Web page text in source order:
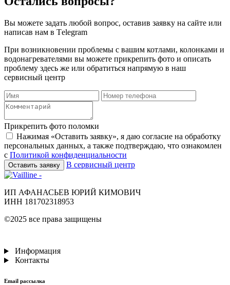
Вы можете задать любой вопрос, оставив заявку на сайте или
написав нам в Тelegram
При возникновении проблемы с вашим котлами, колонками и
водонагревателями вы можете прикрепить фото и описать
проблему здесь же или обратиться напрямую в наш
сервисный центр
Прикрепить фото поломки
Нажимая «Оставить заявку», я даю согласие на обработку
персональных данных, а также подтверждаю, что ознакомлен
с Политикой конфиденциальности
Оставить заявку В сервисный центр
ИП АФАНАСЬЕВ ЮРИЙ КИМОВИЧ
ИНН 181702318953
©2025 все права защищены
Информация
Контакты
Email рассылка